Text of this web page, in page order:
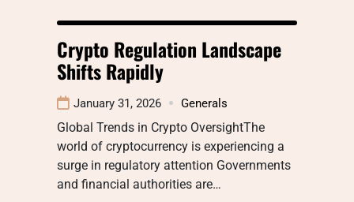
Crypto Regulation Landscape
Shifts Rapidly
January 31, 2026 Generals
Global Trends in Crypto OversightThe
world of cryptocurrency is experiencing a
surge in regulatory attention Governments
and financial authorities are…